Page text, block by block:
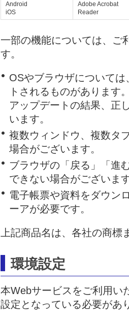
Android
iOS
Adobe Acrobat
Reader
一部の機能については、ご
す。
OSやブラウザについて
トされるものがあります
アップデートの結果、正
います。
複数ウィンドウ、複数タ
場合がございます。
ブラウザの「戻る」「進
できない場合がございま
電子帳票や資料をダウン
ーアが必要です。
上記商品名は、各社の商標
環境設定
本Webサービスをご利用い
設定となっている必要があ